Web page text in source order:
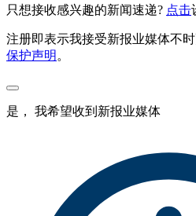
只想接收感兴趣的新闻速递? 点击
注册即表示我接受新报业媒体不
保护声明 。
是， 我希望收到新报业媒体